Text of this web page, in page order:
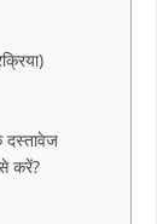
करें?